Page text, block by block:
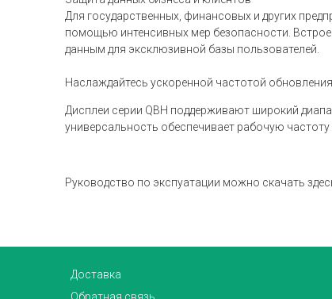
Для государственных, финансовых и других
помощью интенсивных мер безопасности.
данным для эксклюзивной базы пользователей.
Наслаждайтесь ускоренной частотой
Дисплеи серии QBH поддерживают широкий
универсальность обеспечивает рабочую
Руководство по экспуатации можно скачать
Доставка